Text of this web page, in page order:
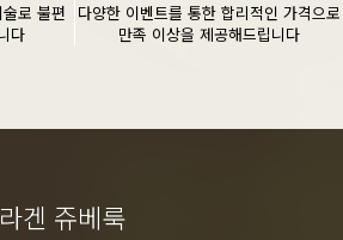
로 불편
다
다양한 이벤트를 통한 합리적인 가격으로
만족 이상을 제공해드립니다
겐 쥬베룩